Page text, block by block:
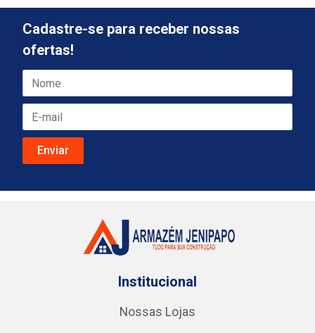
Cadastre-se para receber nossas
ofertas!
Institucional
Nossas Lojas